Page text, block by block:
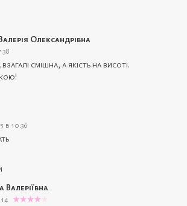
Олександрівна
смішна, а якість на висоті.
в 10:36
Валеріївна